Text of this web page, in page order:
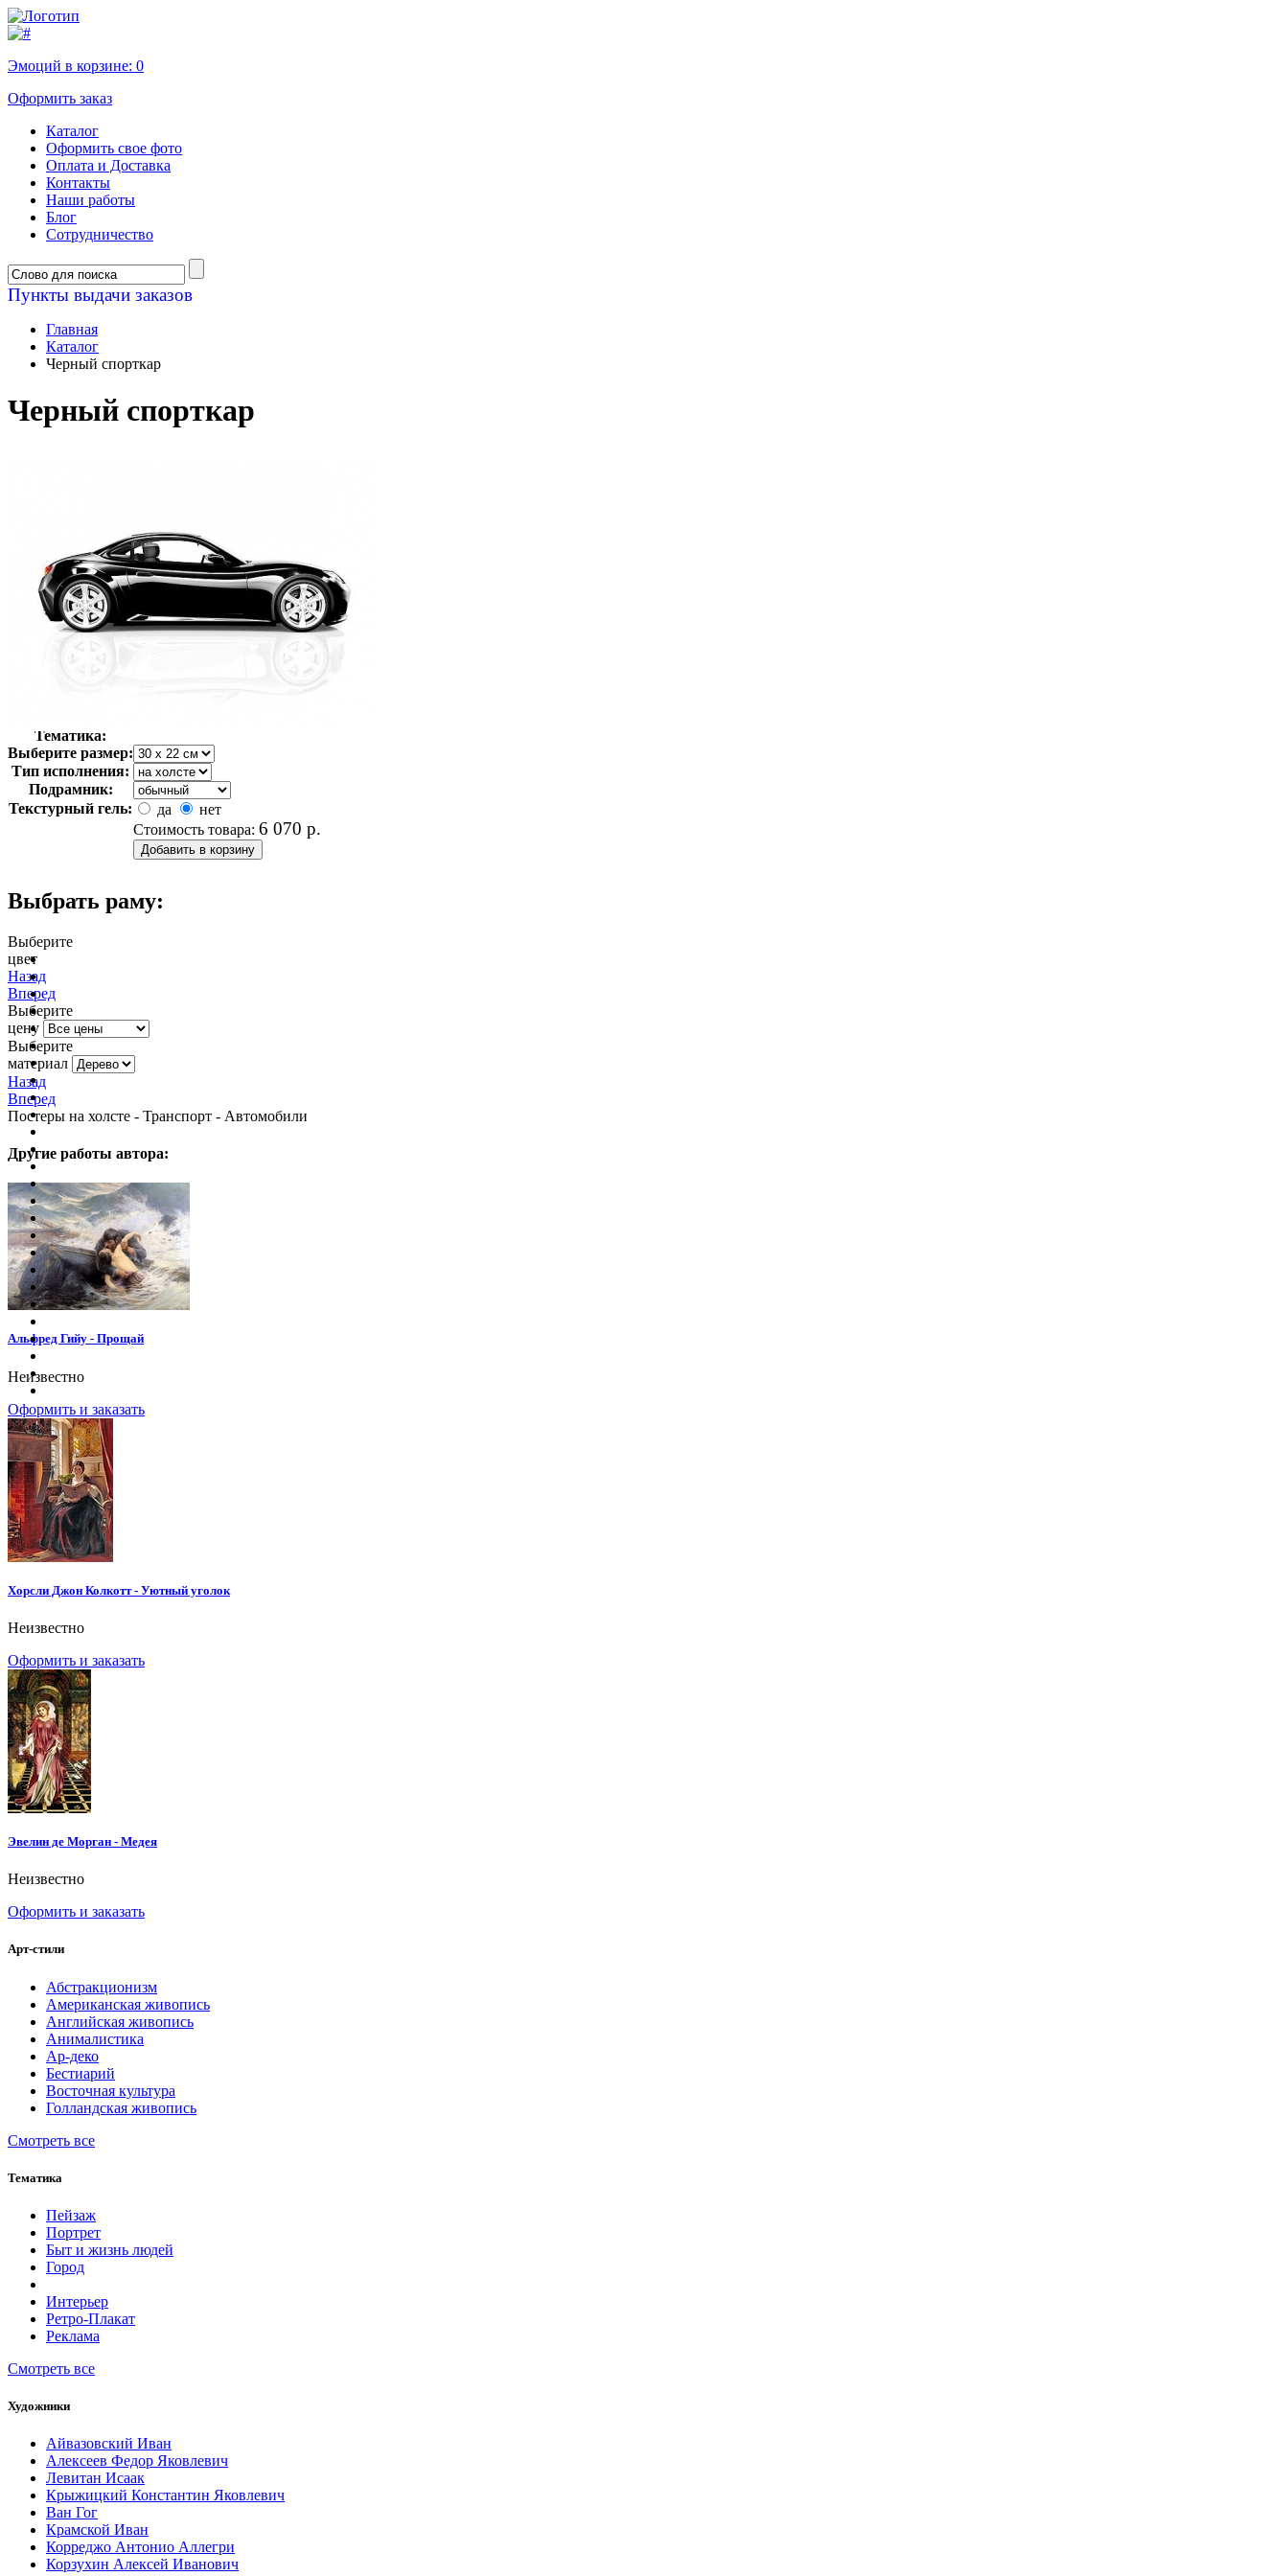
Эмоций в корзине: 0
Оформить заказ
Каталог
Оформить свое фото
Оплата и Доставка
Контакты
Наши работы
Блог
Сотрудничество
Пункты выдачи заказов
Главная
Каталог
Черный спорткар
Черный спорткар
Тематика:
Выберите размер:
Тип исполнения:
Подрамник:
Текстурный гель:
да
нет
Стоимость товара: 6 070 р.
Выбрать раму:
Выберите
цвет
Назад
Вперед
Выберите
цену
Выберите
материал
Назад
Вперед
Постеры на холсте - Транспорт - Автомобили
Другие работы автора:
Альфред Гийу - Прощай
Неизвестно
Оформить и заказать
Хорсли Джон Колкотт - Уютный уголок
Неизвестно
Оформить и заказать
Эвелин де Морган - Медея
Неизвестно
Оформить и заказать
Арт-стили
Абстракционизм
Американская живопись
Английская живопись
Анималистика
Ар-деко
Бестиарий
Восточная культура
Голландская живопись
Смотреть все
Тематика
Пейзаж
Портрет
Быт и жизнь людей
Город
Интерьер
Ретро-Плакат
Реклама
Смотреть все
Художники
Айвазовский Иван
Алексеев Федор Яковлевич
Левитан Исаак
Крыжицкий Константин Яковлевич
Ван Гог
Крамской Иван
Корреджо Антонио Аллегри
Корзухин Алексей Иванович